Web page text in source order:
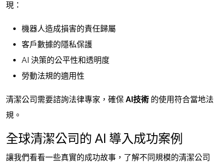
現：
機器人造成損害的責任歸屬
客戶數據的隱私保護
AI 決策的公平性和透明度
勞動法規的適用性
清潔公司需要諮詢法律專家，確保 AI技術 的使用符合當地法
規。
全球清潔公司的 AI 導入成功案例
讓我們看看一些真實的成功故事，了解不同規模的清潔公司